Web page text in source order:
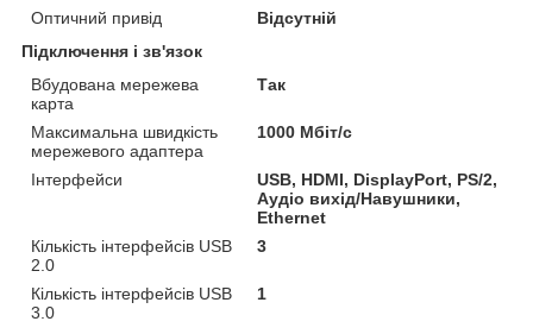
Оптичний привід
Відсутній
Підключення і зв'язок
Вбудована мережева
карта
Так
Максимальна швидкість
мережевого адаптера
1000 Мбіт/с
Інтерфейси
USB, HDMI, DisplayPort, PS/2,
Аудіо вихід/Навушники,
Ethernet
Кількість інтерфейсів USB
2.0
3
Кількість інтерфейсів USB
3.0
1